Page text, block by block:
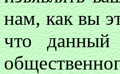
нам, как вы
что